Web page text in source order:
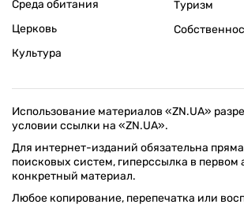
Среда обитания
Церковь
Культура
Туризм
Использование материалов «ZN.UA»
условии ссылки на «ZN.UA».
Для интернет-изданий обязательна
поисковых систем, гиперссылка в первом
конкретный материал.
Любое копирование, перепечатка или